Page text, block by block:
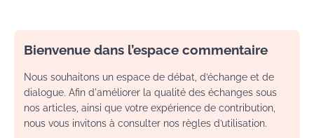
Bienvenue dans l’espace commentaire
Nous souhaitons un espace de débat, d’échange et de
dialogue. Afin d'améliorer la qualité des échanges sous
nos articles, ainsi que votre expérience de contribution,
nous vous invitons à consulter nos règles d’utilisation.